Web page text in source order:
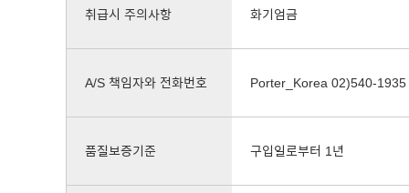
취급시 주의사항 화기엄금
A/S 책임자와 전화번호 Porter_Korea 02)540-1935
품질보증기준 구입일로부터 1년